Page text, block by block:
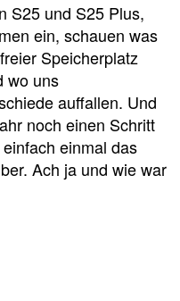
S25 und S25 Plus,
ein, schauen was
Speicherplatz
wo uns
auffallen. Und
noch einen Schritt
einmal das
Ach ja und wie war